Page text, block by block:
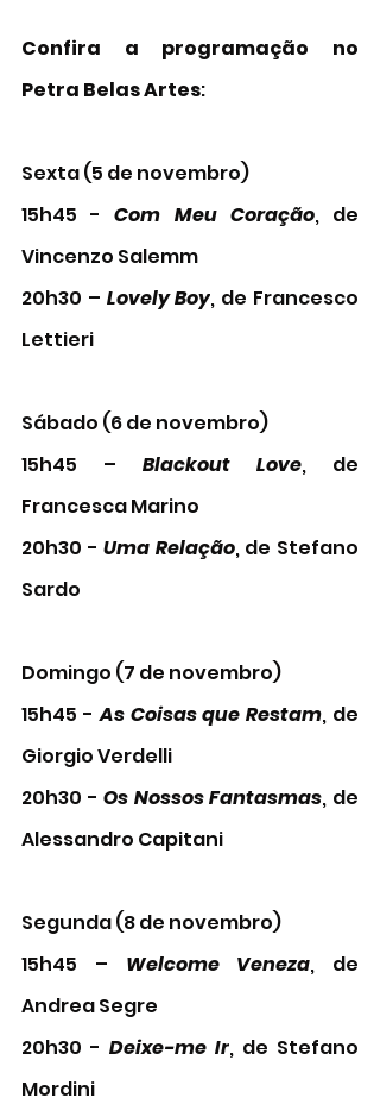
Confira a programação no
Petra Belas Artes:
Sexta (5 de novembro)
15h45 - Com Meu Coração, de
Vincenzo Salemm
20h30 – Lovely Boy, de Francesco
Lettieri
Sábado (6 de novembro)
15h45 – Blackout Love, de
Francesca Marino
20h30 - Uma Relação, de Stefano
Sardo
Domingo (7 de novembro)
15h45 - As Coisas que Restam, de
Giorgio Verdelli
20h30 - Os Nossos Fantasmas, de
Alessandro Capitani
Segunda (8 de novembro)
15h45 – Welcome Veneza, de
Andrea Segre
20h30 - Deixe-me Ir, de Stefano
Mordini